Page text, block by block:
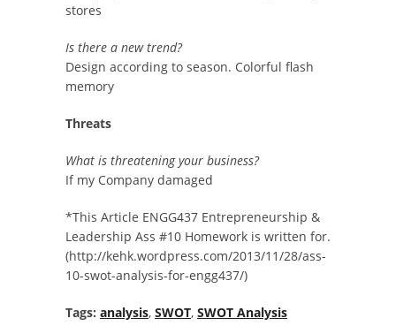
stores
Is there a new trend?
Design according to season. Colorful flash
memory
Threats
What is threatening your business?
If my Company damaged
*This Article ENGG437 Entrepreneurship &
Leadership Ass #10 Homework is written for.
(http://kehk.wordpress.com/2013/11/28/ass-
10-swot-analysis-for-engg437/)
Tags: analysis, SWOT, SWOT Analysis